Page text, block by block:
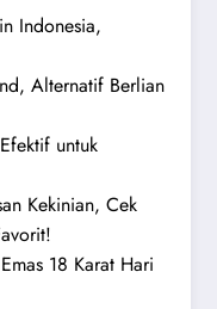
Indonesia,
Alternatif Berlian
untuk
Kekinian, Cek
18 Karat Hari